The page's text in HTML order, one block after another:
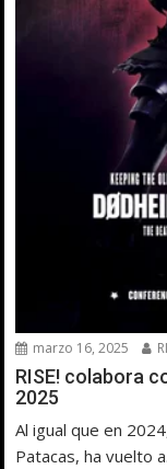
marzo 16, 2025
RISE! colabora
2025
Al igual que en
Patacas, ha vuelto